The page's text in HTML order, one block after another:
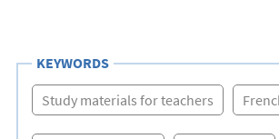
KEYWORDS
Study materials for teachers